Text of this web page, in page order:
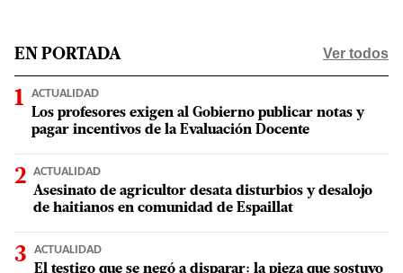
EN PORTADA Ver todos
ACTUALIDAD
Los profesores exigen al Gobierno publicar notas y
pagar incentivos de la Evaluación Docente
ACTUALIDAD
Asesinato de agricultor desata disturbios y desalojo
de haitianos en comunidad de Espaillat
ACTUALIDAD
El testigo que se negó a disparar: la pieza que sostuvo